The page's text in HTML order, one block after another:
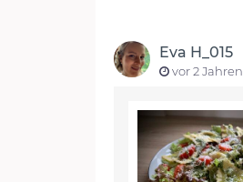
Eva H_015
vor 2 Jahren